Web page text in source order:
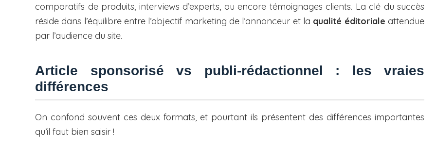
comparatifs de produits, interviews d’experts, ou encore témoignages clients. La clé du succès
réside dans l’équilibre entre l’objectif marketing de l’annonceur et la qualité éditoriale attendue
par l’audience du site.
Article sponsorisé vs publi-rédactionnel : les vraies
différences
On confond souvent ces deux formats, et pourtant ils présentent des différences importantes
qu’il faut bien saisir !